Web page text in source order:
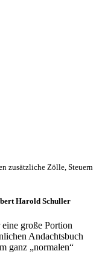
zusätzliche Zölle, Steuern
Harold Schuller
große Portion
Andachtsbuch
ganz „normalen“